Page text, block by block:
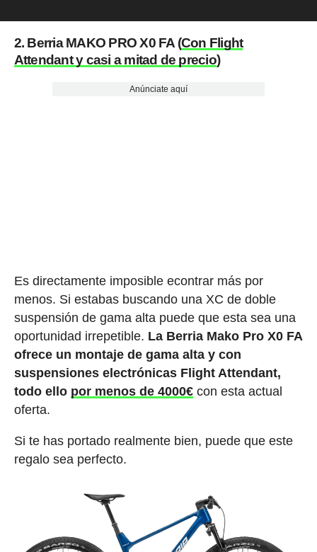
2. Berria MAKO PRO X0 FA (Con Flight
Attendant y casi a mitad de precio)
Anúnciate aquí
Es directamente imposible econtrar más por
menos. Si estabas buscando una XC de doble
suspensión de gama alta puede que esta sea una
oportunidad irrepetible. La Berria Mako Pro X0 FA
ofrece un montaje de gama alta y con
suspensiones electrónicas Flight Attendant,
todo ello por menos de 4000€ con esta actual
oferta.
Si te has portado realmente bien, puede que este
regalo sea perfecto.